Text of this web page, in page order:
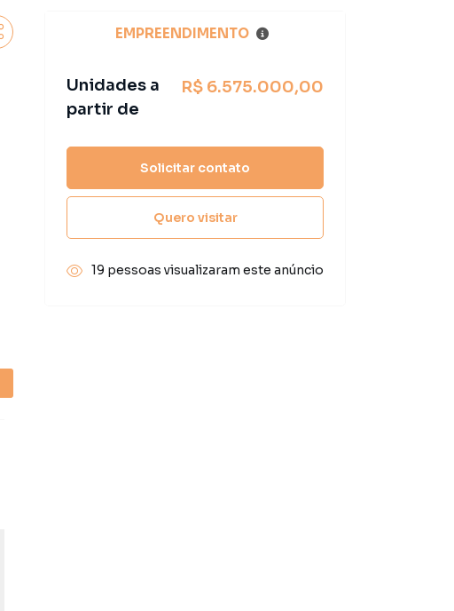
EMPREENDIMENTO
Unidades a
partir de
R$ 6.575.000,00
Solicitar contato
Quero visitar
19 pessoas visualizaram este anúncio